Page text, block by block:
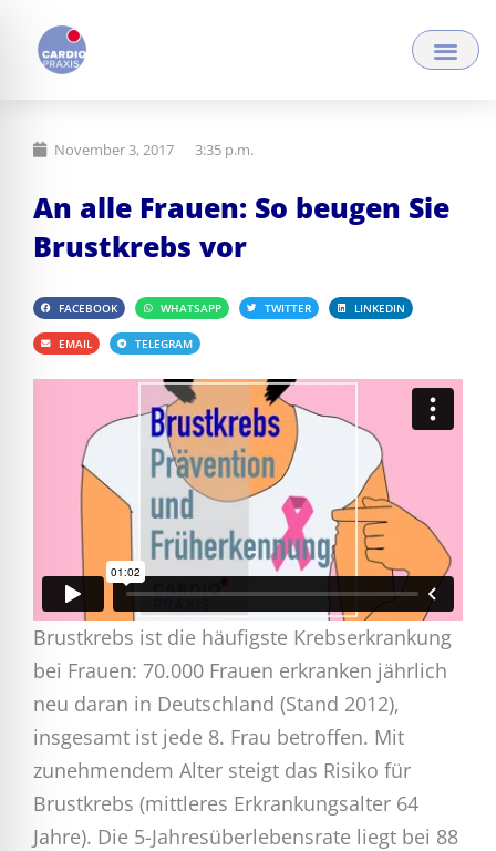
Inhalt
springen
November 3, 2017 3:35 p.m.
An alle Frauen: So beugen Sie
Brustkrebs vor
FACEBOOK WHATSAPP TWITTER LINKEDIN
EMAIL TELEGRAM
Brustkrebs ist die häufigste Krebserkrankung
bei Frauen: 70.000 Frauen erkranken jährlich
neu daran in Deutschland (Stand 2012),
insgesamt ist jede 8. Frau betroffen. Mit
zunehmendem Alter steigt das Risiko für
Brustkrebs (mittleres Erkrankungsalter 64
Jahre). Die 5-Jahresüberlebensrate liegt bei 88